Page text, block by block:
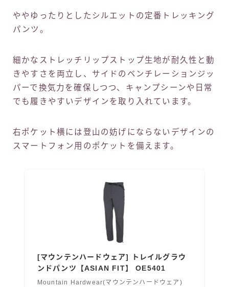
ややゆったりとしたシルエットの定番トレッキング
パンツ。
細かなストレッチリップストップ生地が耐久性と動
きやすさを両立し、サイドのベンチレーションジッ
パーで換気力を確保しつつ、キャンプシーンや日常
でも履きやすいデザインを取り入れています。
右ポケット横には登山の妨げにならないデザインの
スマートフォン用のポケットを備えます。
[マウンテンハードウェア] トレイルグラウ
ンドパンツ【ASIAN FIT】 OE5401
Mountain Hardwear(マウンテンハードウェア)